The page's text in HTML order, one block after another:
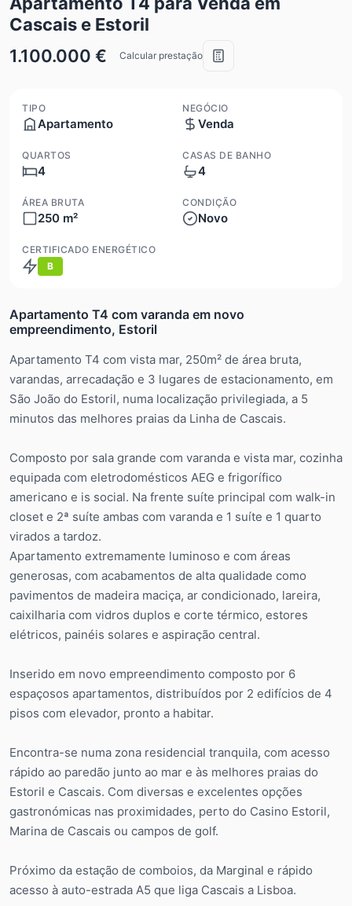
Cascais e Estoril
1.100.000 €
Calcular prestação
TIPO
Apartamento
NEGÓCIO
Venda
QUARTOS
4
CASAS DE BANHO
4
ÁREA BRUTA
250 m²
CONDIÇÃO
Novo
CERTIFICADO ENERGÉTICO
B
Apartamento T4 com varanda em novo
empreendimento, Estoril
Apartamento T4 com vista mar, 250m² de área bruta,
varandas, arrecadação e 3 lugares de estacionamento, em
São João do Estoril, numa localização privilegiada, a 5
minutos das melhores praias da Linha de Cascais.
Composto por sala grande com varanda e vista mar, cozinha
equipada com eletrodomésticos AEG e frigorífico
americano e is social. Na frente suíte principal com walk-in
closet e 2ª suíte ambas com varanda e 1 suíte e 1 quarto
virados a tardoz.
Apartamento extremamente luminoso e com áreas
generosas, com acabamentos de alta qualidade como
pavimentos de madeira maciça, ar condicionado, lareira,
caixilharia com vidros duplos e corte térmico, estores
elétricos, painéis solares e aspiração central.
Inserido em novo empreendimento composto por 6
espaçosos apartamentos, distribuídos por 2 edifícios de 4
pisos com elevador, pronto a habitar.
Encontra-se numa zona residencial tranquila, com acesso
rápido ao paredão junto ao mar e às melhores praias do
Estoril e Cascais. Com diversas e excelentes opções
gastronómicas nas proximidades, perto do Casino Estoril,
Marina de Cascais ou campos de golf.
Próximo da estação de comboios, da Marginal e rápido
acesso à auto-estrada A5 que liga Cascais a Lisboa.